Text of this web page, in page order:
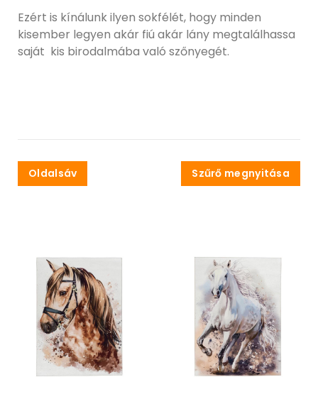
Ezért is kínálunk ilyen sokfélét, hogy minden
kisember legyen akár fiú akár lány megtalálhassa
saját kis birodalmába való szőnyegét.
Oldalsáv Szűrő megnyitása